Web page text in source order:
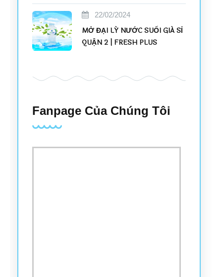
22/02/2024
MỞ ĐẠI LÝ NƯỚC SUỐI GIÁ SỈ
QUẬN 2 | FRESH PLUS
Fanpage Của Chúng Tôi